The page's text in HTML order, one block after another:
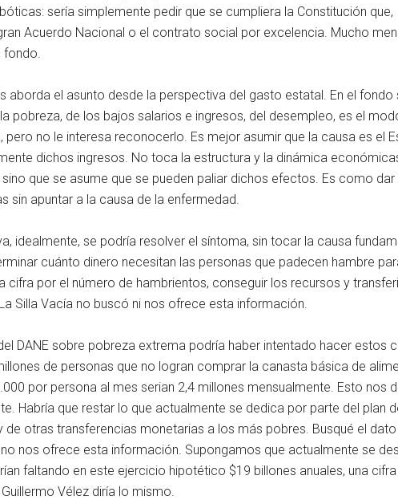
sería simplemente pedir que se cumpliera la Constitución que,
Acuerdo Nacional o el contrato social por excelencia. Mucho
fondo.
aborda el asunto desde la perspectiva del gasto estatal. En el fondo
pobreza, de los bajos salarios e ingresos, del desempleo, es el
pero no le interesa reconocerlo. Es mejor asumir que la causa es el
dichos ingresos. No toca la estructura y la dinámica
que se asume que se pueden paliar dichos efectos. Es como dar
sin apuntar a la causa de la enfermedad.
idealmente, se podría resolver el síntoma, sin tocar la causa
cuánto dinero necesitan las personas que padecen hambre
cifra por el número de hambrientos, conseguir los recursos y
Silla Vacía no buscó ni nos ofrece esta información.
DANE sobre pobreza extrema podría haber intentado hacer estos
de personas que no logran comprar la canasta básica de
por persona al mes serian 2,4 millones mensualmente. Esto nos
Habría que restar lo que actualmente se dedica por parte del plan
de otras transferencias monetarias a los más pobres. Busqué el
nos ofrece esta información. Supongamos que actualmente se
faltando en este ejercicio hipotético $19 billones anuales, una
Vélez diría lo mismo.